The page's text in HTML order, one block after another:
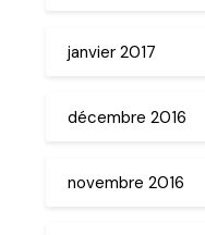
janvier 2017
décembre 2016
novembre 2016